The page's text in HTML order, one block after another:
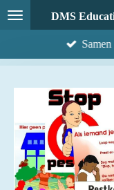
Ga
direct
DMS